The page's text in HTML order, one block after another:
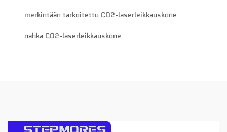
merkintään tarkoitettu CO2-laserleikkauskone
nahka CO2-laserleikkauskone